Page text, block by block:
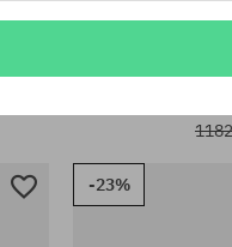
Baseball sapka
-23%